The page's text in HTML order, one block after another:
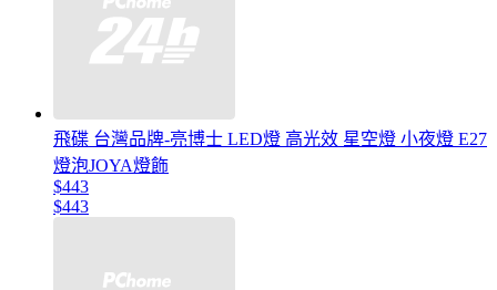
飛碟 台灣品牌-亮博士 LED燈 高光效 星空燈 小夜燈 E27
燈泡JOYA燈飾
$443
$443